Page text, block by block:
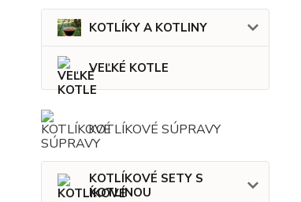
KOTLÍKY A KOTLINY
VEĽKÉ KOTLE
KOTLÍKOVÉ SÚPRAVY
KOTLÍKOVÉ SETY S
KOTLINOU